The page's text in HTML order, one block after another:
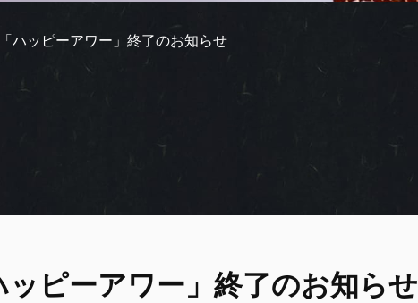
ハッピーアワー」終了のお知らせ
ッピーアワー」終了のお知らせ